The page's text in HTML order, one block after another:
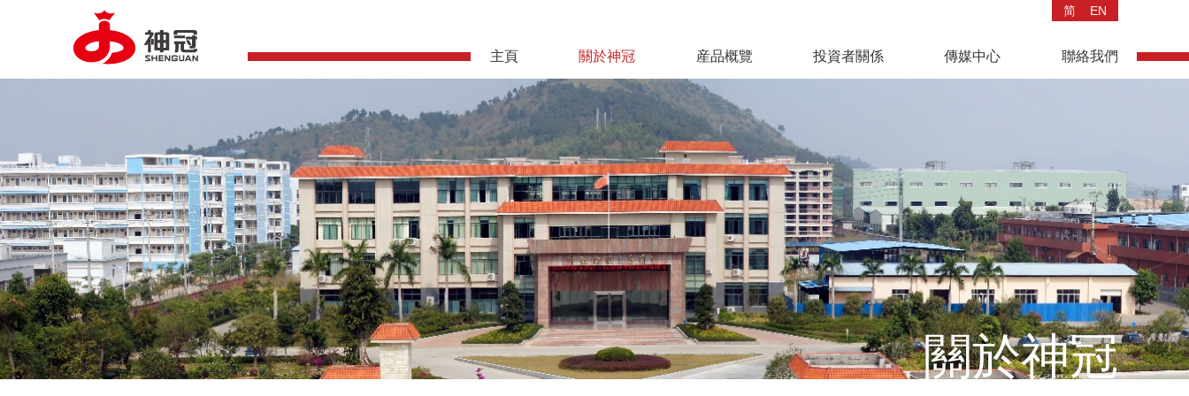
简 EN
主頁 關於神冠 産品概覽 投資者關係 傳媒中心 聯絡我們
關於神冠